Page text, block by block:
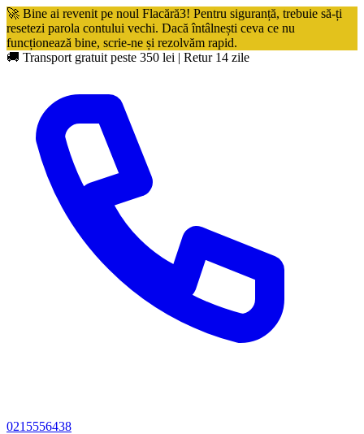
🚀 Bine ai revenit pe noul Flacără3! Pentru siguranță, trebuie să-ți
resetezi parola contului vechi. Dacă întâlnești ceva ce nu
funcționează bine, scrie-ne și rezolvăm rapid.
🚚 Transport gratuit peste 350 lei | Retur 14 zile
0215556438